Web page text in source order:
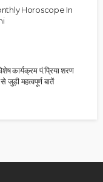
Horoscope In
कार्यक्रम पं.प्रिया शरण
जुड़ी महत्वपूर्ण बातें